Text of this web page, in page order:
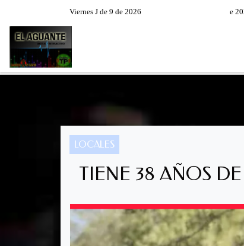
Viernes J de 9 de 2026Hoy es Viernes 7 de Agosto de 2026 y
LOCALES
TIENE 38 AÑOS